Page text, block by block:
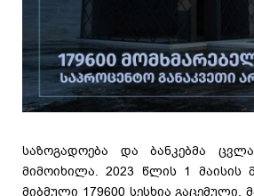
საზოგადოება და ბანკებმა
მიმოიხილა. 2023 წლის 1 მაისის
მიბმული 179600 სესხია